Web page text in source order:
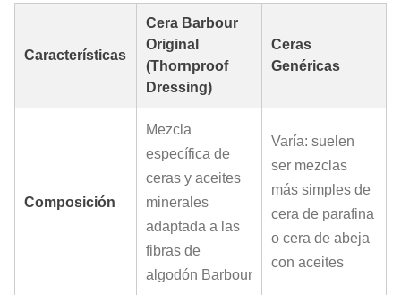
Características
Cera Barbour
Original
(Thornproof
Dressing)
Ceras
Genéricas
Composición
Mezcla
específica de
ceras y aceites
minerales
adaptada a las
fibras de
algodón Barbour
Varía: suelen
ser mezclas
más simples de
cera de parafina
o cera de abeja
con aceites